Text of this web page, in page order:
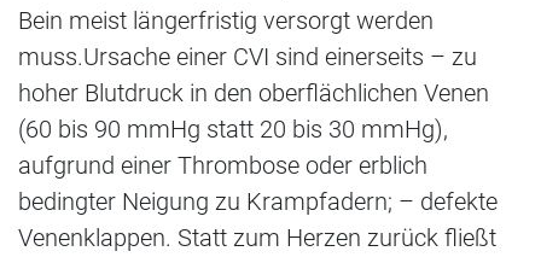
Bein meist längerfristig versorgt werden
muss.Ursache einer CVI sind einerseits – zu
hoher Blutdruck in den oberflächlichen Venen
(60 bis 90 mmHg statt 20 bis 30 mmHg),
aufgrund einer Thrombose oder erblich
bedingter Neigung zu Krampfadern; – defekte
Venenklappen. Statt zum Herzen zurück fließt